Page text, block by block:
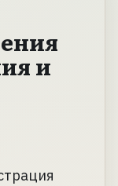
и